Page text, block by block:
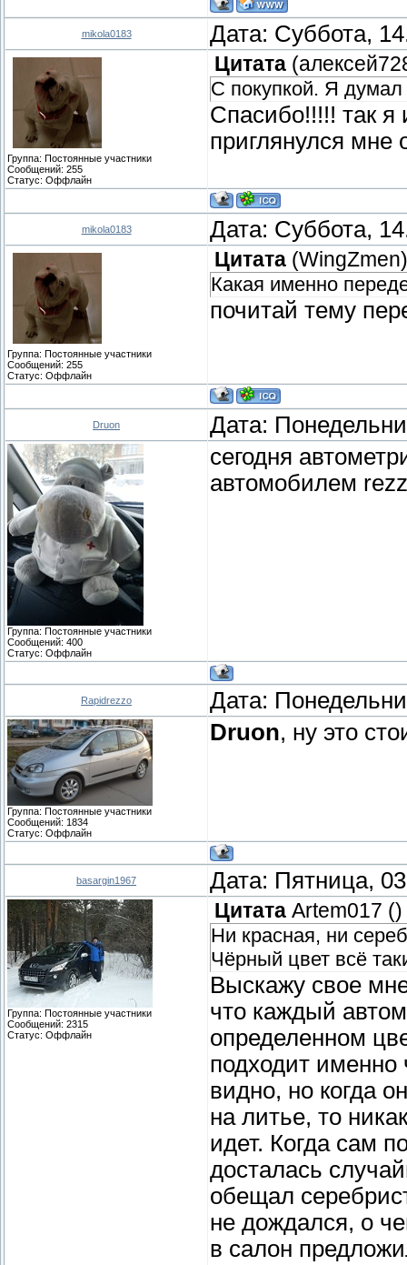
mikola0183 Дата: Суббота,
Группа: Постоянные участники
Сообщений: 255
Статус: Оффлайн
Цитата (
С покупкой. Я думал
Спасибо!!!!! так я
приглянулся мне
mikola0183 Дата: Суббота,
Группа: Постоянные участники
Сообщений: 255
Статус: Оффлайн
Цитата (WingZmen)
Какая именно
почитай тему
Druon Дата:
Группа: Постоянные участники
Сообщений: 400
Статус: Оффлайн
сегодня
автомобилем
Rapidrezzo Дата:
Группа: Постоянные участники
Сообщений: 1834
Статус: Оффлайн
Druon, ну это
basargin1967 Дата: Пятница,
Группа: Постоянные участники
Сообщений: 2315
Статус: Оффлайн
Цитата Artem017 ()
Ни красная, ни
Чёрный цвет всё
Выскажу свое
что каждый
определенном
подходит
видно, но когда
на литье, то
идет. Когда сам
досталась
обещал
не дождался, о
в салон